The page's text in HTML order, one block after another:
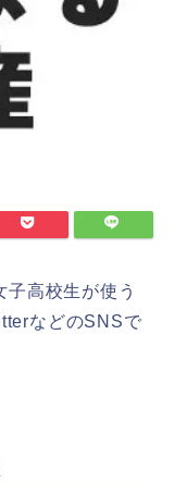
高校生が使う
などのSNSで